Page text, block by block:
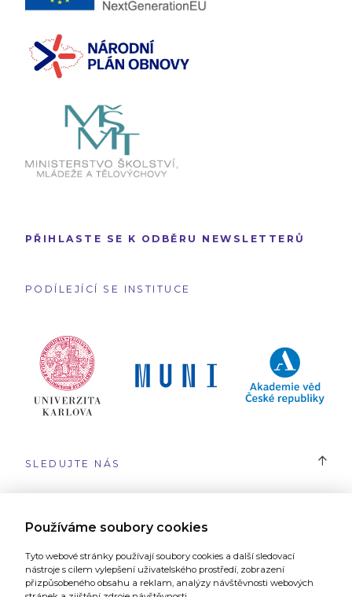
Používáme soubory cookies
Tyto webové stránky používají soubory cookies a další sledovací
nástroje s cílem vylepšení uživatelského prostředí, zobrazení
přizpůsobeného obsahu a reklam, analýzy návštěvnosti webových
PŘIHLASTE SE K ODBĚRU NEWSLETTERŮ
SLEDUJTE NÁS
#SYRI
PODÍLEJÍCÍ SE INSTITUCE